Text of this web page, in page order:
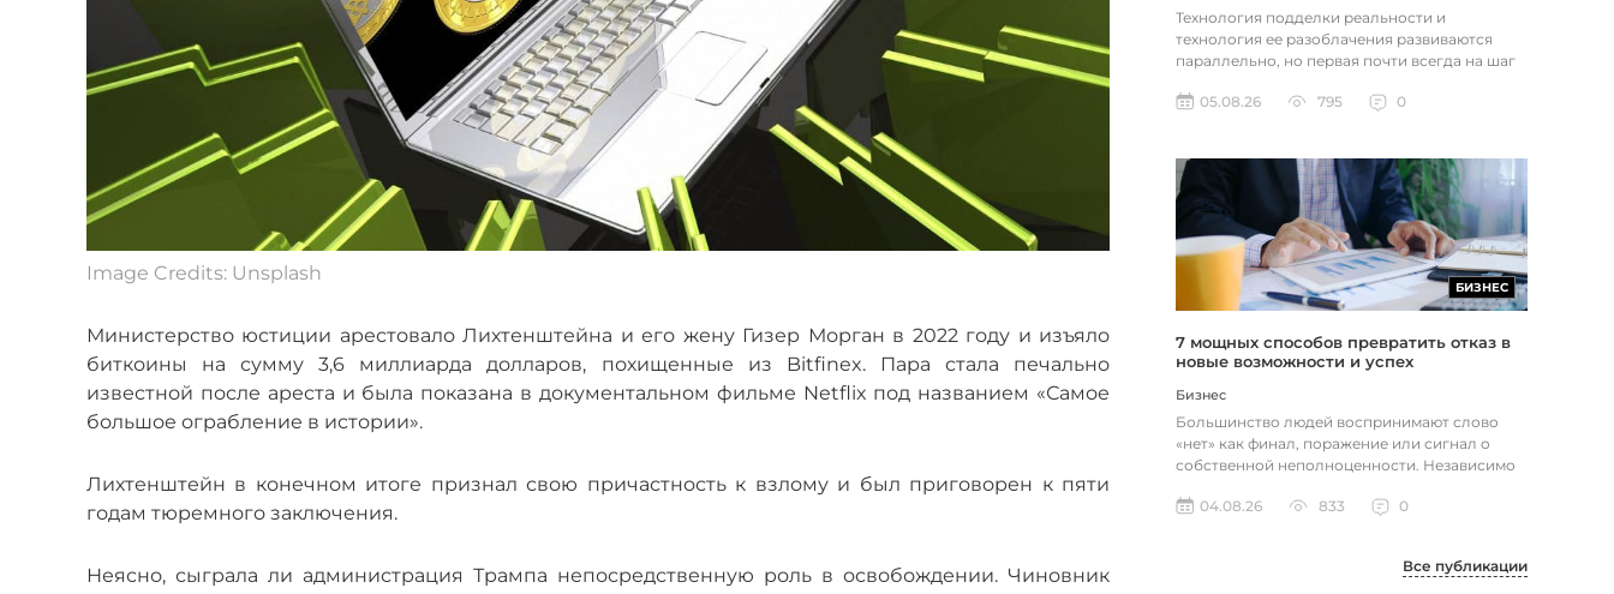
Image Credits: Unsplash
Министерство юстиции арестовало Лихтенштейна и его жену Гизер Морган в 2022 году и изъяло
биткоины на сумму 3,6 миллиарда долларов, похищенные из Bitfinex. Пара стала печально
известной после ареста и была показана в документальном фильме Netflix под названием «Самое
большое ограбление в истории».
Лихтенштейн в конечном итоге признал свою причастность к взлому и был приговорен к пяти
годам тюремного заключения.
Неясно, сыграла ли администрация Трампа непосредственную роль в освобождении. Чиновник
Технология подделки реальности и
технология ее разоблачения развиваются
параллельно, но первая почти всегда на шаг
05.08.26
795 0
БИЗНЕС
7 мощных способов превратить отказ в
новые возможности и успех
Бизнес
Большинство людей воспринимают слово
«нет» как финал, поражение или сигнал о
собственной неполноценности. Независимо
04.08.26
833 0
Все публикации